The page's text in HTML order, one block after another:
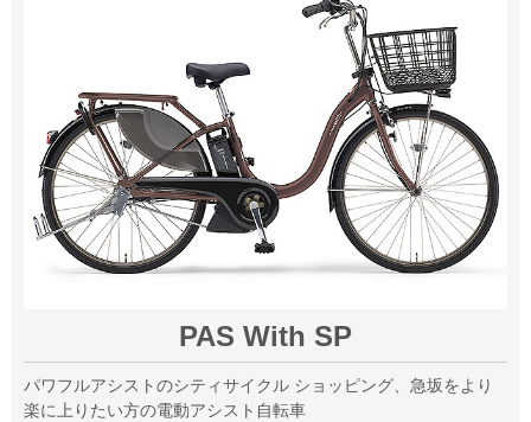
PAS With SP
パワフルアシストのシティサイクル ショッピング、急坂をより
楽に上りたい方の電動アシスト自転車